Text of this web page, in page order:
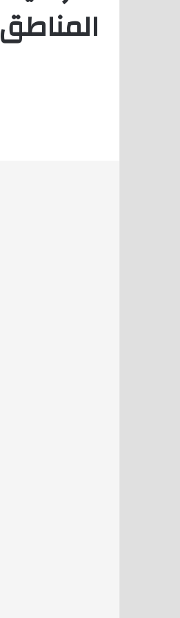
المناطق